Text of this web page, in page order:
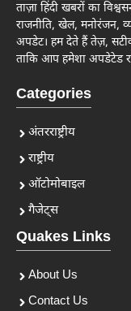
ताज़ा हिंदी खबरों का
राजनीति, खेल, मनोरंजन,
अपडेट। हम देते हैं तेज़,
ताकि आप हमेशा अपडेटेड
Categories
अंतरराष्ट्रीय
राष्ट्रीय
ऑटोमोबाइल
गैजेट्स
Quakes Links
About Us
Contact Us